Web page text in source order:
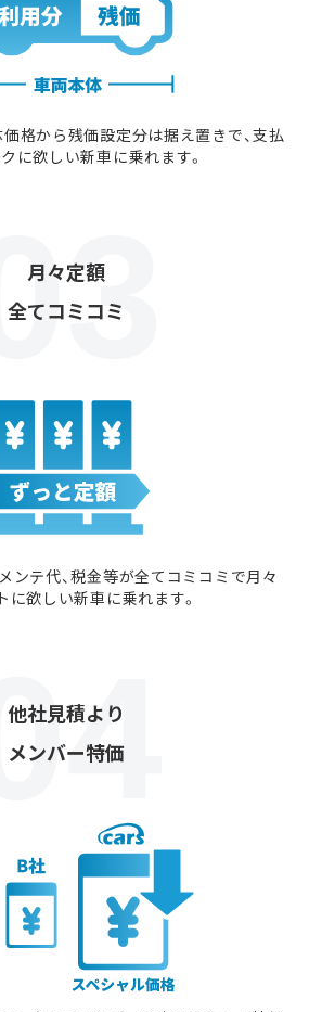
格から残価設定分は据え置きで、支払
に欲しい新車に乗れます。
月々定額
全てコミコミ
ンテ代、税金等が全てコミコミで月々
に欲しい新車に乗れます。
他社見積より
メンバー特価